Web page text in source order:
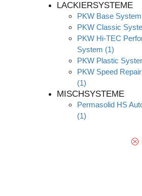
LACKIERSYSTEME
PKW Base System
PKW Classic
PKW Hi-TEC
System (1)
PKW Plastic
PKW Speed
(1)
MISCHSYSTEME
Permasolid HS
(1)